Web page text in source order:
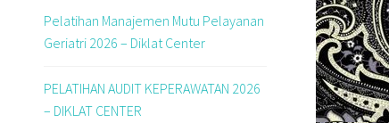
Pelatihan Manajemen Mutu Pelayanan
Geriatri 2026 – Diklat Center
PELATIHAN AUDIT KEPERAWATAN 2026
– DIKLAT CENTER